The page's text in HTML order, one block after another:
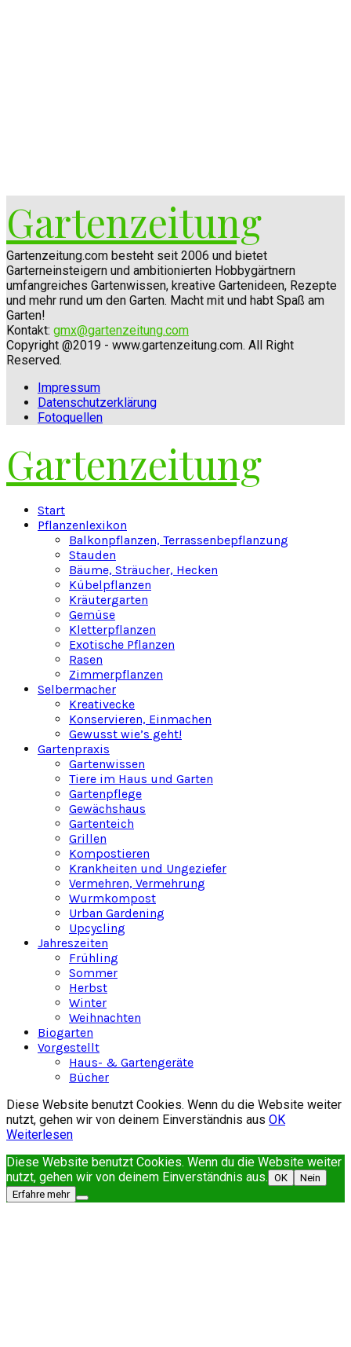
Gartenzeitung
Gartenzeitung.com besteht seit 2006 und bietet
Garterneinsteigern und ambitionierten Hobbygärtnern
umfangreiches Gartenwissen, kreative Gartenideen, Rezepte
und mehr rund um den Garten. Macht mit und habt Spaß am
Garten!
Kontakt: gmx@gartenzeitung.com
Copyright @2019 - www.gartenzeitung.com. All Right
Reserved.
Impressum
Datenschutzerklärung
Fotoquellen
Gartenzeitung
Start
Pflanzenlexikon
Balkonpflanzen, Terrassenbepflanzung
Stauden
Bäume, Sträucher, Hecken
Kübelpflanzen
Kräutergarten
Gemüse
Kletterpflanzen
Exotische Pflanzen
Rasen
Zimmerpflanzen
Selbermacher
Kreativecke
Konservieren, Einmachen
Gewusst wie’s geht!
Gartenpraxis
Gartenwissen
Tiere im Haus und Garten
Gartenpflege
Gewächshaus
Gartenteich
Grillen
Kompostieren
Krankheiten und Ungeziefer
Vermehren, Vermehrung
Wurmkompost
Urban Gardening
Upcycling
Jahreszeiten
Frühling
Sommer
Herbst
Winter
Weihnachten
Biogarten
Vorgestellt
Haus- & Gartengeräte
Bücher
Diese Website benutzt Cookies. Wenn du die Website weiter
nutzt, gehen wir von deinem Einverständnis aus OK
Weiterlesen
Diese Website benutzt Cookies. Wenn du die Website weiter
nutzt, gehen wir von deinem Einverständnis aus. OK
Nein
Erfahre mehr